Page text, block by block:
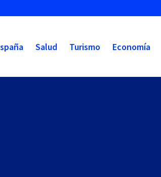
Salud Turismo Economía